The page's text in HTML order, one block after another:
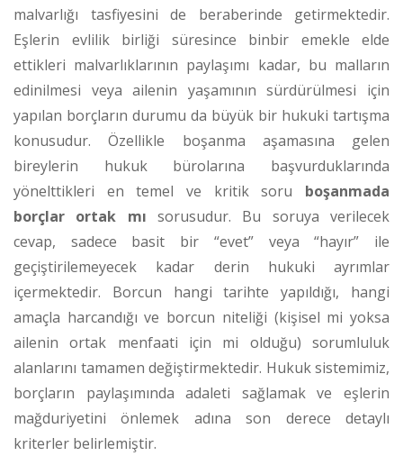
malvarlığı tasfiyesini de beraberinde getirmektedir.
Eşlerin evlilik birliği süresince binbir emekle elde
ettikleri malvarlıklarının paylaşımı kadar, bu malların
edinilmesi veya ailenin yaşamının sürdürülmesi için
yapılan borçların durumu da büyük bir hukuki tartışma
konusudur. Özellikle boşanma aşamasına gelen
bireylerin hukuk bürolarına başvurduklarında
yönelttikleri en temel ve kritik soru boşanmada
borçlar ortak mı sorusudur. Bu soruya verilecek
cevap, sadece basit bir “evet” veya “hayır” ile
geçiştirilemeyecek kadar derin hukuki ayrımlar
içermektedir. Borcun hangi tarihte yapıldığı, hangi
amaçla harcandığı ve borcun niteliği (kişisel mi yoksa
ailenin ortak menfaati için mi olduğu) sorumluluk
alanlarını tamamen değiştirmektedir. Hukuk sistemimiz,
borçların paylaşımında adaleti sağlamak ve eşlerin
mağduriyetini önlemek adına son derece detaylı
kriterler belirlemiştir.